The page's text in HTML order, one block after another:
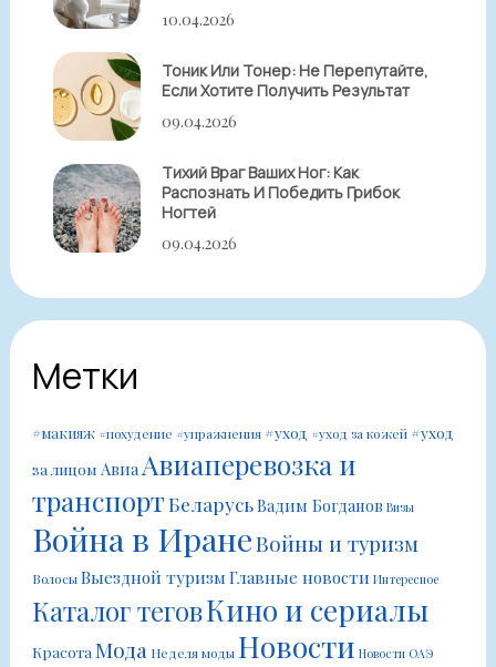
10.04.2026
Тоник Или Тонер: Не Перепутайте,
Если Хотите Получить Результат
09.04.2026
Тихий Враг Ваших Ног: Как
Распознать И Победить Грибок
Ногтей
09.04.2026
Метки
#макияж #похудение #упражнения #уход #уход за кожей #уход
за лицом Авиа Авиаперевозка и
транспортБеларусьВадим Богданов Визы
Война в ИранеВойны и туризм
ВолосыВыездной туризмГлавные новости Интересное
Каталог теговКино и сериалы
Красота Мода Неделя моды Новости Новости ОАЭ